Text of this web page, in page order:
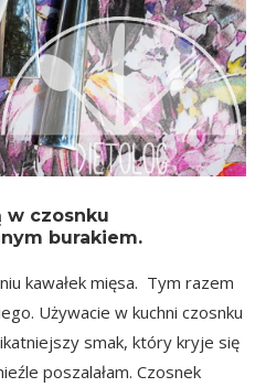
w czosnku
burakiem.
kawałek mięsa. Tym razem
Używacie w kuchni czosnku
smak, który kryje się
poszalałam. Czosnek